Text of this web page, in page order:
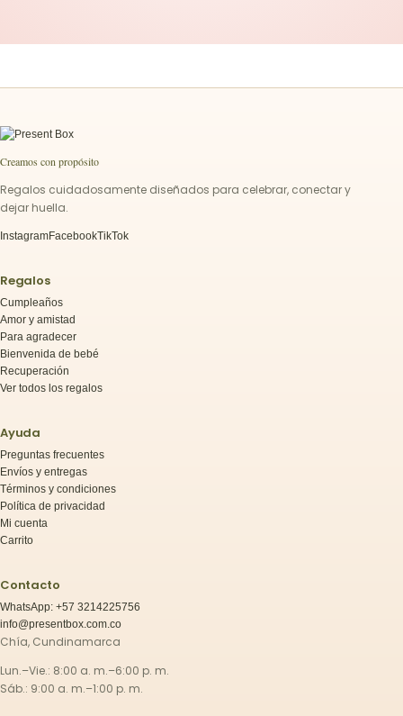
Creamos con propósito
Regalos cuidadosamente diseñados para celebrar, conectar y
dejar huella.
InstagramFacebookTikTok
Regalos
Cumpleaños
Amor y amistad
Para agradecer
Bienvenida de bebé
Recuperación
Ver todos los regalos
Ayuda
Preguntas frecuentes
Envíos y entregas
Términos y condiciones
Política de privacidad
Mi cuenta
Carrito
Contacto
WhatsApp: +57 3214225756
info@presentbox.com.co
Chía, Cundinamarca
Lun.–Vie.: 8:00 a. m.–6:00 p. m.
Sáb.: 9:00 a. m.–1:00 p. m.